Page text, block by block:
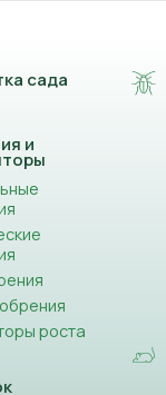
сада
и
роста